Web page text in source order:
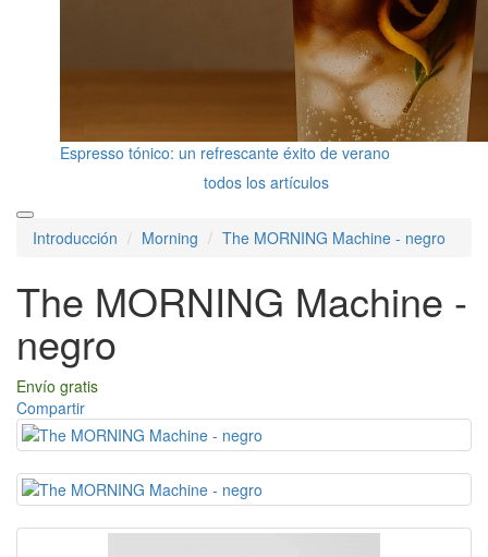
Espresso tónico: un refrescante éxito de verano
todos los artículos
Introducción Morning The MORNING Machine - negro
The MORNING Machine -
negro
Envío gratis
Compartir